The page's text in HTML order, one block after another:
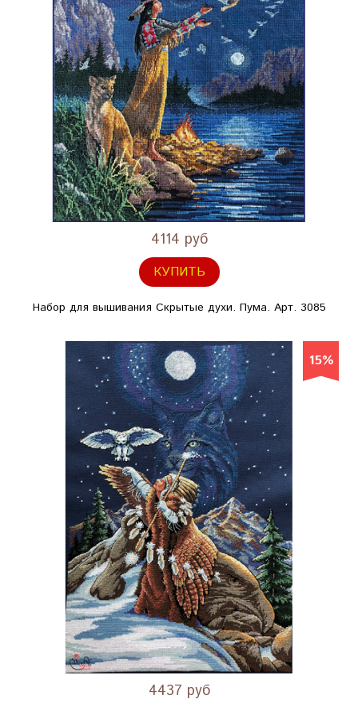
4114 руб
КУПИТЬ
Набор для вышивания Скрытые духи. Пума. Арт. 3085
15%
4437 руб